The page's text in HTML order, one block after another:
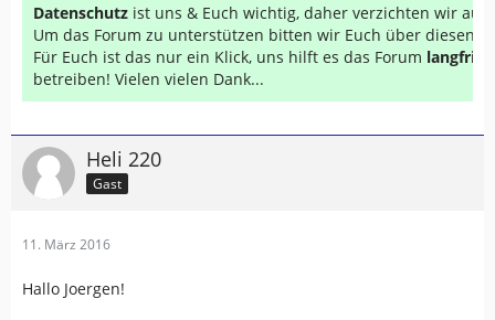
Datenschutz ist uns & Euch wichtig, daher verzichten wir auf
Um das Forum zu unterstützen bitten wir Euch über diesen
Für Euch ist das nur ein Klick, uns hilft es das Forum
betreiben! Vielen vielen Dank...
Heli 220
Gast
11. März 2016
Hallo Joergen!